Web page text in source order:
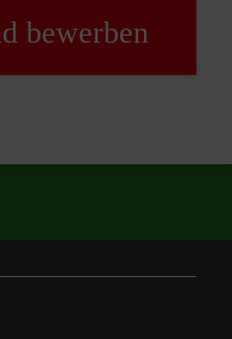
bewerben